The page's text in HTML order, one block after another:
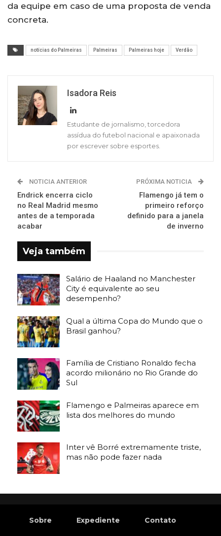
da equipe em caso de uma proposta de venda
concreta.
notícias do Palmeiras Palmeiras Palmeiras hoje Verdão
Isadora Reis
Estudante de jornalismo, torcedora
assídua do futebol nacional e apaixonada
por escrever sobre esportes.
NOTICIA ANTERIOR
Endrick encerra ciclo
no Real Madrid mesmo
antes de a temporada
acabar
PRÓXIMA NOTICIA
Flamengo já tem o
primeiro reforço
definido para a janela
de inverno
Veja também
Salário de Haaland no Manchester
City é equivalente ao seu
desempenho?
Qual a última Copa do Mundo que o
Brasil ganhou?
Família de Cristiano Ronaldo fecha
acordo milionário no Rio Grande do
Sul
Flamengo e Palmeiras aparece em
lista dos melhores do mundo
Inter vê Borré extremamente triste,
mas não pode fazer nada
Sobre Expediente Contato